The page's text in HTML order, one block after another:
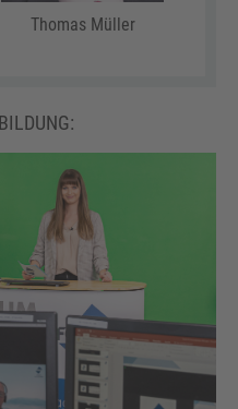
Thomas Müller